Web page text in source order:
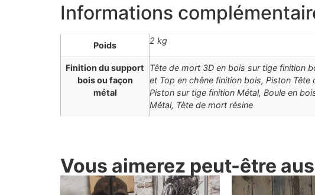
Informations
Poids 2 kg
Finition du support
bois ou façon
métal
Tête de mort 3D en bois sur tige finition
et Top en chêne finition bois, Piston
Piston sur tige finition Métal, Boule en
Métal, Tète de mort résine
Vous aimerez peut-être